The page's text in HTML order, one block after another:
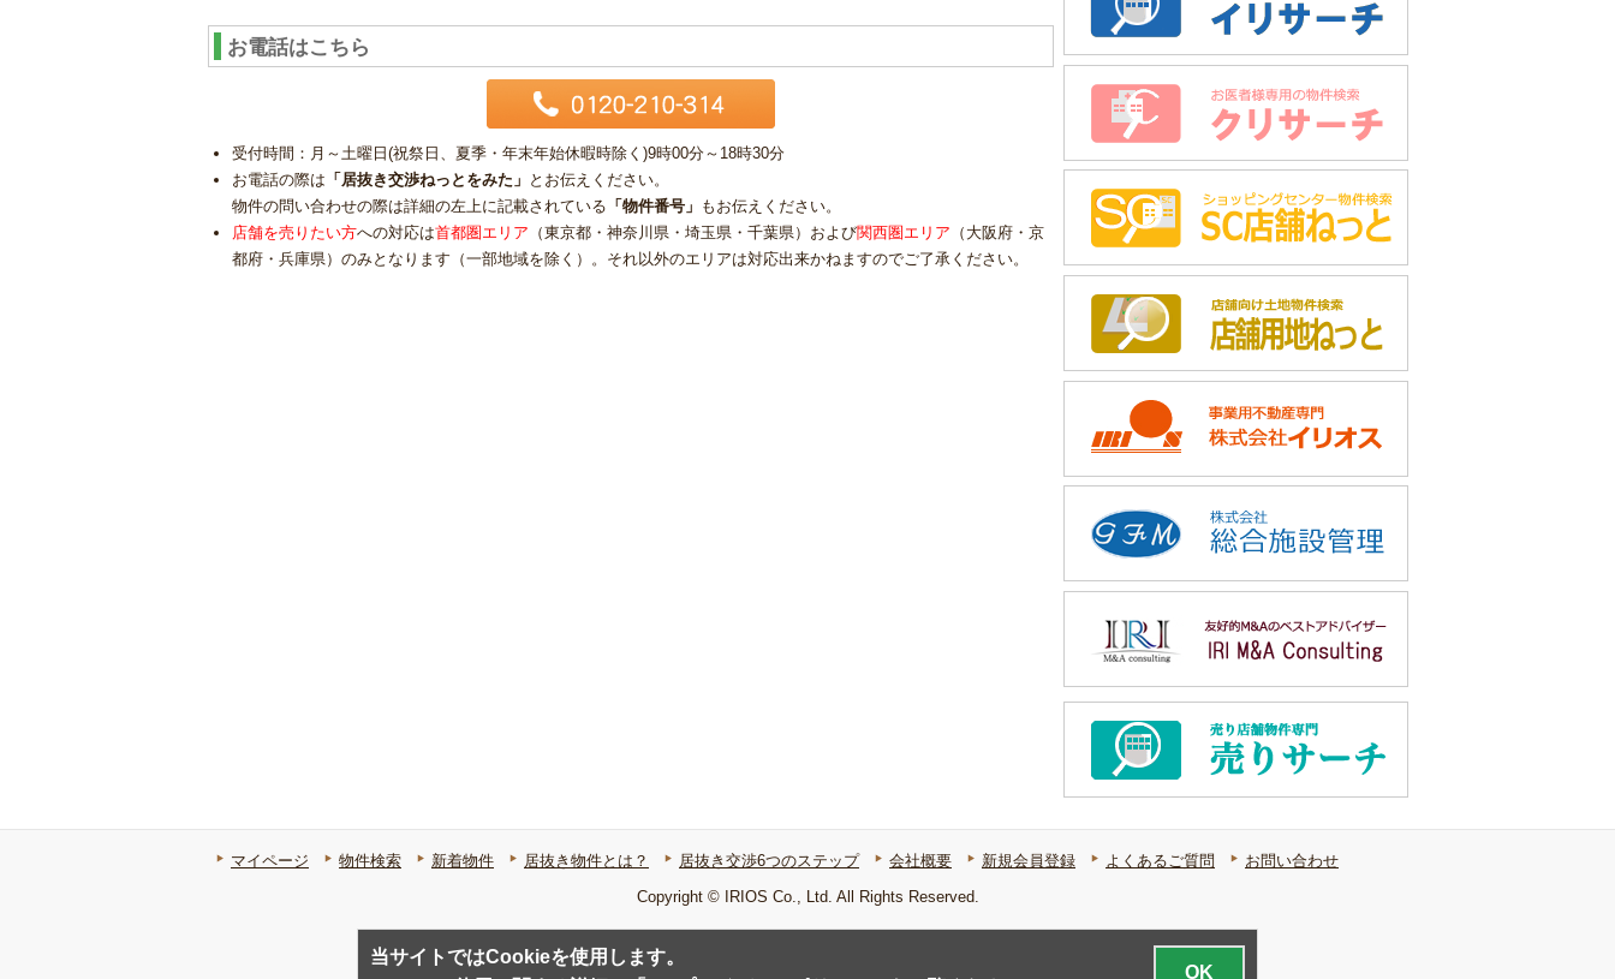
お電話はこちら
受付時間：月～土曜日(祝祭日、夏季・年末年始休暇時除く)9時00分～18時30分
お電話の際は 「居抜き交渉ねっとをみた」 とお伝えください。
物件の問い合わせの際は詳細の左上に記載されている 「物件番号」 もお伝えください。
店舗を売りたい方への対応は首都圏エリア （東京都・神奈川県・埼玉県・千葉県）および関西圏エリア （大阪府・京
都府・兵庫県）のみとなります（一部地域を除く）。それ以外のエリアは対応出来かねますのでご了承ください。
マイページ 物件検索 新着物件 居抜き物件とは？ 居抜き交渉6つのステップ 会社概要 新規会員登録 よくあるご質問
お問い合わせ
Copyright © IRIOS Co., Ltd. All Rights Reserved.
当サイトではCookieを使用します。
OK